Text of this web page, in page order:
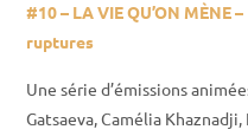
#10 – LA VIE QU’ON MÈNE–
ruptures
Une série d’émissions
Gatsaeva, Camélia